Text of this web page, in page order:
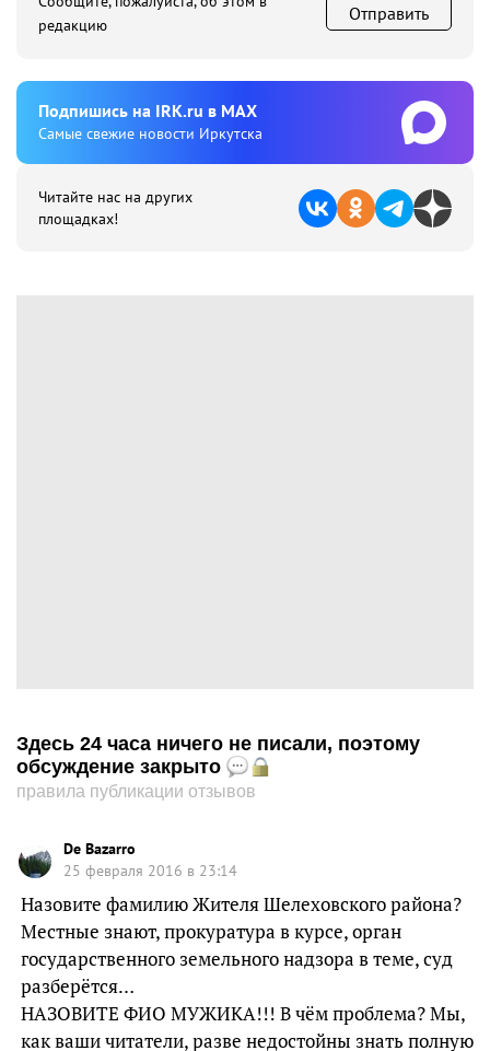
редакцию
Отправить
Подпишиcь на IRK.ru в MAX
Cамые свежие новости Иркутска
Читайте нас на других
площадках!
Здесь 24 часа ничего не писали, поэтому
обсуждение закрыто
правила публикации отзывов
De Bazarro
25 февраля 2016 в 23:14
Назовите фамилию Жителя Шелеховского района?
Местные знают, прокуратура в курсе, орган
государственного земельного надзора в теме, суд
разберётся…
НАЗОВИТЕ ФИО МУЖИКА!!! В чём проблема? Мы,
как ваши читатели, разве недостойны знать полную